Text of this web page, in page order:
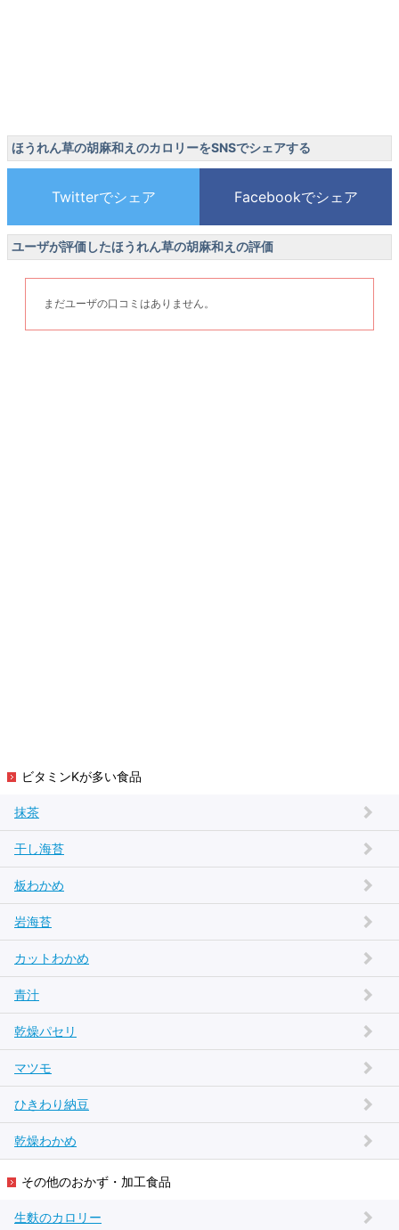
ほうれん草の胡麻和えのカロリーをSNSでシェアする
ユーザが評価したほうれん草の胡麻和えの評価
まだユーザの口コミはありません。
ビタミンKが多い食品
抹茶
干し海苔
板わかめ
岩海苔
カットわかめ
青汁
乾燥パセリ
マツモ
ひきわり納豆
乾燥わかめ
その他のおかず・加工食品
生麩のカロリー